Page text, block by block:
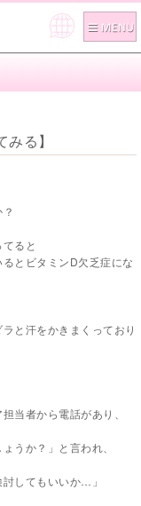
る】
ると
とビタミンD欠乏症にな
と汗をかきまくっており
当者から電話があり、
うか？」と言われ、
してもいいか…」